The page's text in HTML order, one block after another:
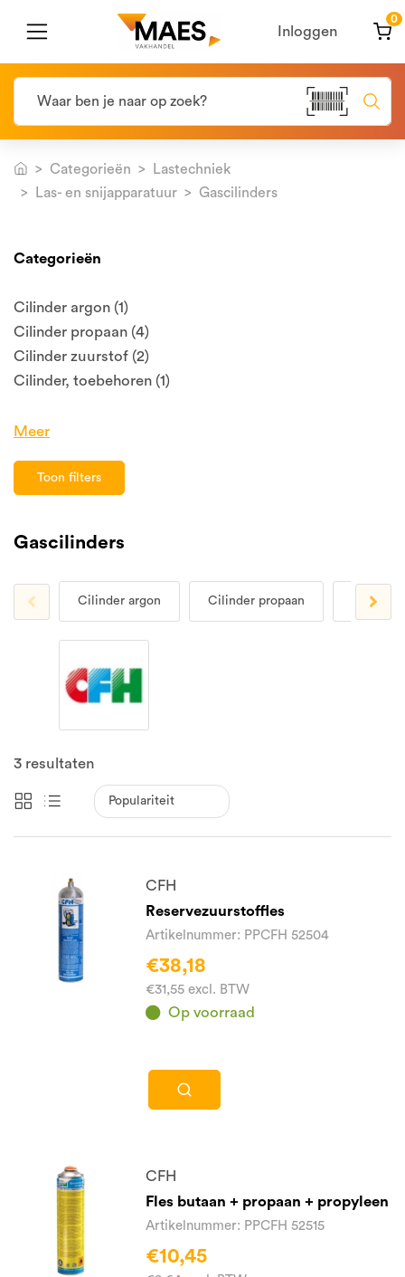
Inloggen
0
Categorieën
Lastechniek
Las- en snijapparatuur
Gascilinders
Categorieën
Cilinder argon (1)
Cilinder propaan (4)
Cilinder zuurstof (2)
Cilinder, toebehoren (1)
Meer
Toon filters
Gascilinders
Cilinder argon Cilinder propaan Cilinder
3 resultaten
CFH
Reservezuurstoffles
Artikelnummer: PPCFH 52504
€38,18
€31,55 excl. BTW
Op voorraad
CFH
Fles butaan + propaan + propyleen
Artikelnummer: PPCFH 52515
€10,45